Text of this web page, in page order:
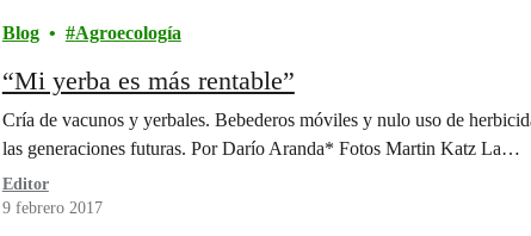
Blog Agroecología
“Mi yerba es más rentable”
Cría de vacunos y yerbales. Bebederos móviles y nulo uso de
las generaciones futuras. Por Darío Aranda* Fotos Martin Katz La…
Editor
9 febrero 2017